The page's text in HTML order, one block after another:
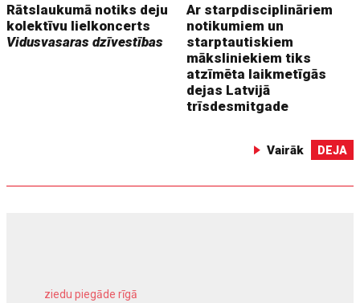
Rātslaukumā notiks deju
kolektīvu lielkoncerts
Vidusvasaras dzīvestības
Ar starpdisciplināriem
notikumiem un
starptautiskiem
māksliniekiem tiks
atzīmēta laikmetīgās
dejas Latvijā
trīsdesmitgade
Vairāk DEJA
ziedu piegāde rīgā